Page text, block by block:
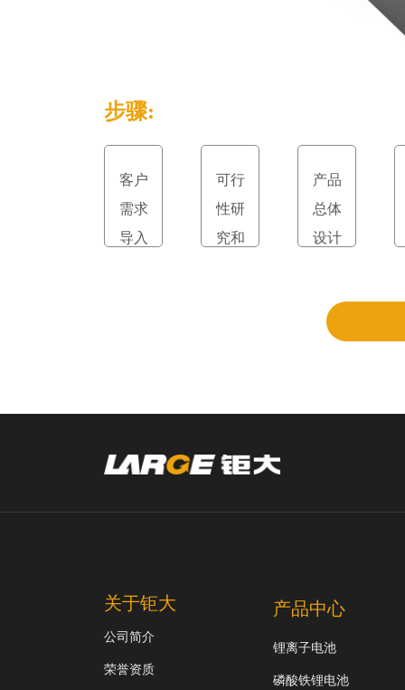
步骤:
客户
需求
导入
可行
性研
究和
产品
总体
设计
关于钜大
公司简介
荣誉资质
产品中心
锂离子电池
磷酸铁锂电池